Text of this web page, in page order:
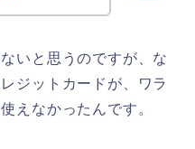
いと思うのですが、な
ジットカードが、ワラ
えなかったんです。